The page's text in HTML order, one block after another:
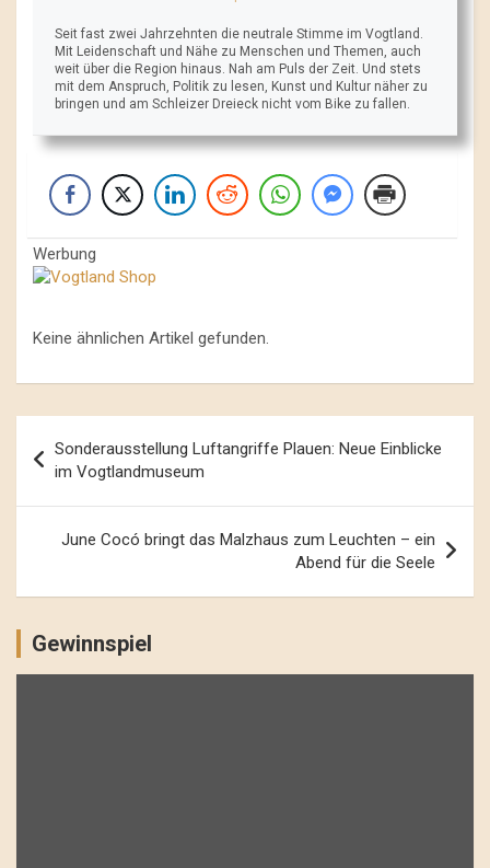
Seit fast zwei Jahrzehnten die neutrale Stimme im Vogtland.
Mit Leidenschaft und Nähe zu Menschen und Themen, auch
weit über die Region hinaus. Nah am Puls der Zeit. Und stets
mit dem Anspruch, Politik zu lesen, Kunst und Kultur näher zu
bringen und am Schleizer Dreieck nicht vom Bike zu fallen.
Werbung
Keine ähnlichen Artikel gefunden.
Navigation
Sonderausstellung Luftangriffe Plauen: Neue Einblicke
im Vogtlandmuseum
June Cocó bringt das Malzhaus zum Leuchten – ein
Abend für die Seele
Gewinnspiel